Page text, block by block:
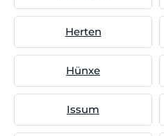
Herten
Hünxe
Issum